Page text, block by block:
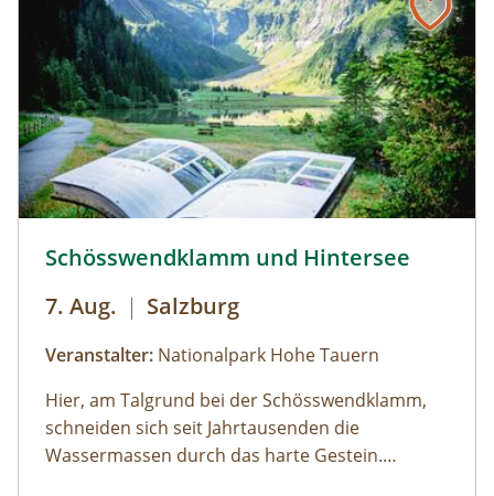
Schösswendklamm und Hintersee
7. Aug. | Salzburg
Veranstalter: Nationalpark Hohe Tauern
Hier, am Talgrund bei der Schösswendklamm,
schneiden sich seit Jahrtausenden die
Wassermassen durch das harte Gestein.